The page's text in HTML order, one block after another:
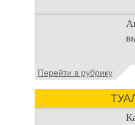
Перейти в рубрику